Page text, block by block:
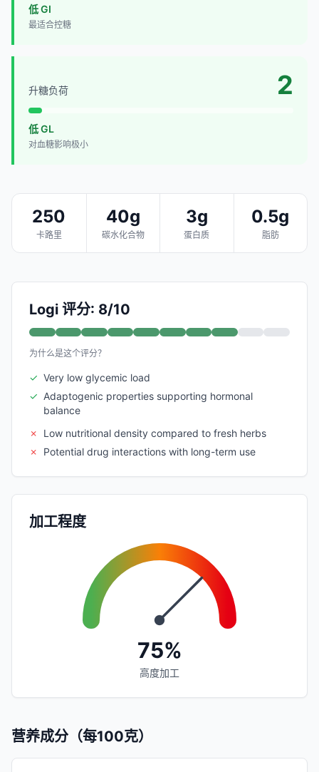
低 GI
最适合控糖
升糖负荷 2
低 GL
对血糖影响极小
250
卡路里
40g
碳水化合物
3g
蛋白质
0.5g
脂肪
Logi 评分: 8/10
为什么是这个评分？
✓ Very low glycemic load
✓ Adaptogenic properties supporting hormonal
balance
✗
Low nutritional density compared to fresh herbs
✗
Potential drug interactions with long-term use
加工程度
75%
高度加工
营养成分（每100克）